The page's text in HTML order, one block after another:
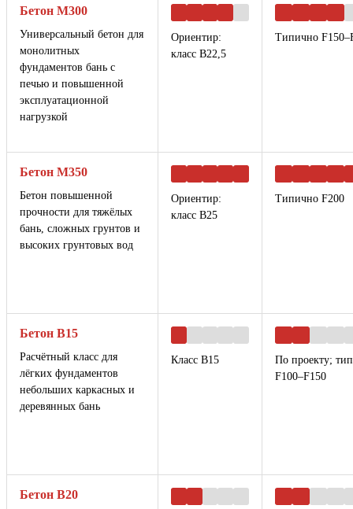
Бетон М300
Универсальный бетон для
монолитных
фундаментов бань с
печью и повышенной
эксплуатационной
нагрузкой
Ориентир:
класс B22,5
Типично
Бетон М350
Бетон повышенной
прочности для тяжёлых
бань, сложных грунтов и
высоких грунтовых вод
Ориентир:
класс B25
Типично F200
Бетон B15
Расчётный класс для
лёгких фундаментов
небольших каркасных и
деревянных бань
Класс B15
По проекту;
F100–F150
Бетон B20